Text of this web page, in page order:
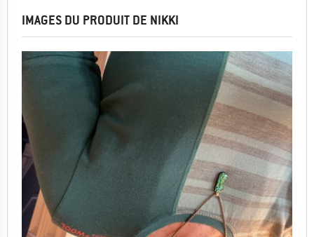
IMAGES DU PRODUIT DE NIKKI